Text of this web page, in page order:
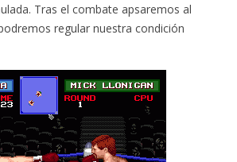
Tras el combate apsaremos al
regular nuestra condición